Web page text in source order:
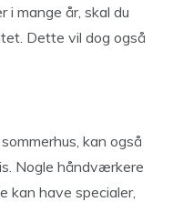
i mange år, skal du
Dette vil dog også
kan også
Nogle håndværkere
kan have specialer,